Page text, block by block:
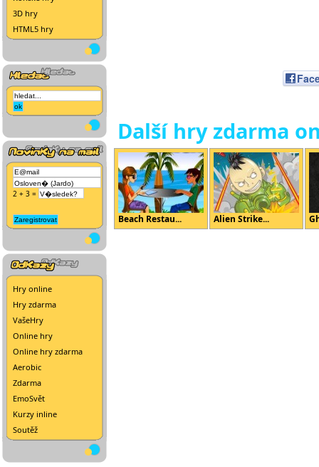
3D hry
HTML5 hry
2 + 3 =
Hry online
Hry zdarma
VašeHry
Online hry
Online hry zdarma
Aerobic
Zdarma
EmoSvět
Kurzy inline
Soutěž
Další hry zdarma
Beach Restau... Alien Strike...